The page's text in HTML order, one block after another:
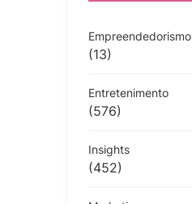
Empreendedorismo
(13)
Entretenimento
(576)
Insights
(452)